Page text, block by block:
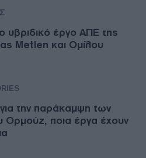
υβριδικό έργο ΑΠΕ της
Metlen και Ομίλου
την παράκαμψη των
Ορμούζ, ποια έργα έχουν